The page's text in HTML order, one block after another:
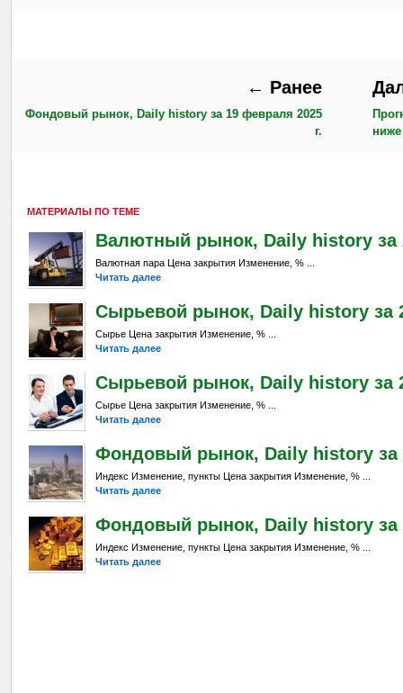
← Ранее
Фондовый рынок, Daily history за 19 февраля 2025
г.
ниже
МАТЕРИАЛЫ ПО ТЕМЕ
Валютный рынок, Daily history за
Валютная пара Цена закрытия Изменение, % ...
Читать далее
Сырьевой рынок, Daily history за
Сырье Цена закрытия Изменение, % ...
Читать далее
Сырьевой рынок, Daily history за
Сырье Цена закрытия Изменение, % ...
Читать далее
Фондовый рынок, Daily history за
Индекс Изменение, пункты Цена закрытия Изменение, % ...
Читать далее
Фондовый рынок, Daily history за
Индекс Изменение, пункты Цена закрытия Изменение, % ...
Читать далее